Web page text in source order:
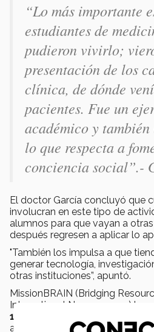
“Lo más importante
estudiantes de
pudieron vivirlo;
presentación de los
clínica, de dónde
pacientes. Fue un
académico y
lo que respecta a
conciencia social”.-
El doctor García concluyó que
involucran en este tipo de
alumnos para que vayan a
después regresen a aplicar lo
"También los impulsa a que
generar tecnología,
otras instituciones”, apuntó.
MissionBRAIN (Bridging
International Neurosurgery) ha
100 cirugías alrededor del
años.